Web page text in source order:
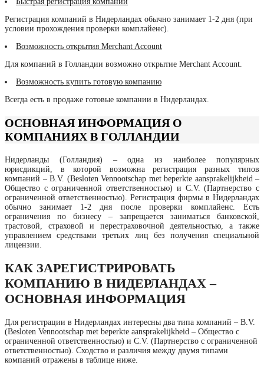
Регистрация компаний в Нидерландах обычно занимает 1-2 дня (при
условии прохождения проверки комплайенс).
Возможность открытия Merchant Account
Для компаний в Голландии возможно открытие Merchant Account.
Возможность купить готовую компанию
Всегда есть в продаже готовые компании в Нидерландах.
ОСНОВНАЯ ИНФОРМАЦИЯ О
КОМПАНИЯХ В ГОЛЛАНДИИ
Нидерланды (Голландия) – одна из наиболее популярных
юрисдикций, в которой возможна регистрация разных типов
компаний – B.V. (Besloten Vennootschap met beperkte aansprakelijkheid –
Общество с ограниченной ответственностью) и C.V. (Партнерство с
ограниченной ответственностью). Регистрация фирмы в Нидерландах
обычно занимает 1-2 дня после проверки комплайенс. Есть
ограничения по бизнесу – запрещается заниматься банковской,
трастовой, страховой и перестраховочной деятельностью, а также
управлением средствами третьих лиц без получения специальной
лицензии.
КАК ЗАРЕГИСТРИРОВАТЬ
КОМПАНИЮ В НИДЕРЛАНДАХ –
ОСНОВНАЯ ИНФОРМАЦИЯ
Для регистрации в Нидерландах интересны два типа компаний – B.V.
(Besloten Vennootschap met beperkte aansprakelijkheid – Общество с
ограниченной ответственностью) и C.V. (Партнерство с ограниченной
ответственностью). Сходство и различия между двумя типами
компаний отражены в таблице ниже.